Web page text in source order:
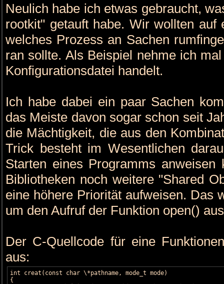
Neulich habe ich etwas gebraucht,
rootkit" getauft habe. Wir wollten auf
welches Prozess an Sachen
ran sollte. Als Beispiel nehme ich
Konfigurationsdatei handelt.
Ich habe dabei ein paar Sachen
das Meiste davon sogar schon seit
die Mächtigkeit, die aus den
Trick besteht im Wesentlichen
Starten eines Programms anweisen
Bibliotheken noch weitere "Shared
eine höhere Priorität aufweisen. Das
um den Aufruf der Funktion open()
Der C-Quellcode für eine
aus:
int creat(const char \*pathname, mode_t mode)
{